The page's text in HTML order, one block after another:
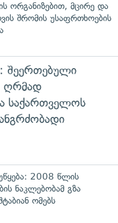
ორგანიზებით, მცირე და
შრომის უსაფრთხოების
შეერთებული
ღრმად
საქართველოს
2008 წლის
ნაკლებობამ გზა
ომებს